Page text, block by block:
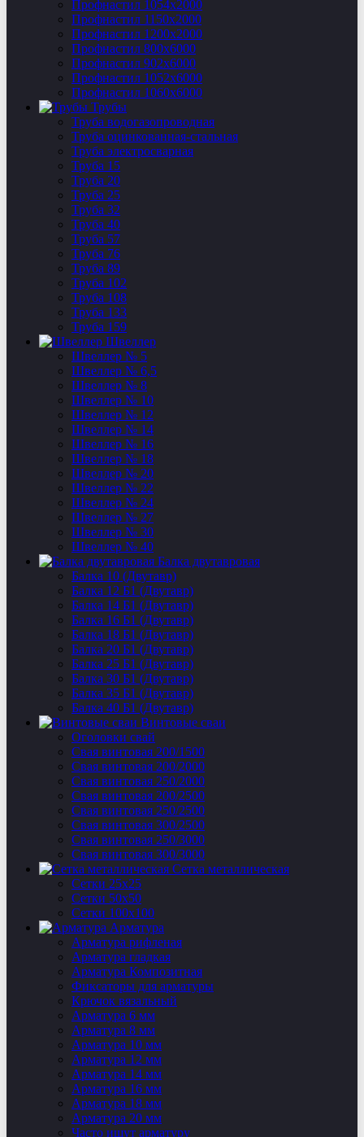
Профнастил 1054х2000
Профнастил 1150х2000
Профнастил 1200х2000
Профнастил 800х6000
Профнастил 902х6000
Профнастил 1052х6000
Профнастил 1060х6000
Трубы
Труба водогазопроводная
Труба оцинкованная-стальная
Труба электросварная
Труба 15
Труба 20
Труба 25
Труба 32
Труба 40
Труба 57
Труба 76
Труба 89
Труба 102
Труба 108
Труба 133
Труба 159
Швеллер
Швеллер № 5
Швеллер № 6,5
Швеллер № 8
Швеллер № 10
Швеллер № 12
Швеллер № 14
Швеллер № 16
Швеллер № 18
Швеллер № 20
Швеллер № 22
Швеллер № 24
Швеллер № 27
Швеллер № 30
Швеллер № 40
Балка двутавровая
Балка 10 (Двутавр)
Балка 12 Б1 (Двутавр)
Балка 14 Б1 (Двутавр)
Балка 16 Б1 (Двутавр)
Балка 18 Б1 (Двутавр)
Балка 20 Б1 (Двутавр)
Балка 25 Б1 (Двутавр)
Балка 30 Б1 (Двутавр)
Балка 35 Б1 (Двутавр)
Балка 40 Б1 (Двутавр)
Винтовые сваи
Оголовки свай
Свая винтовая 200/1500
Свая винтовая 200/2000
Свая винтовая 250/2000
Свая винтовая 200/2500
Свая винтовая 250/2500
Свая винтовая 300/2500
Свая винтовая 250/3000
Свая винтовая 300/3000
Сетка металлическая
Сетки 25х25
Сетки 50х50
Сетки 100х100
Арматура
Арматура рифленая
Арматура гладкая
Арматура Композитная
Фиксаторы для арматуры
Крючок вязальный
Арматура 6 мм
Арматура 8 мм
Арматура 10 мм
Арматура 12 мм
Арматура 14 мм
Арматура 16 мм
Арматура 18 мм
Арматура 20 мм
Часто ищут арматуру